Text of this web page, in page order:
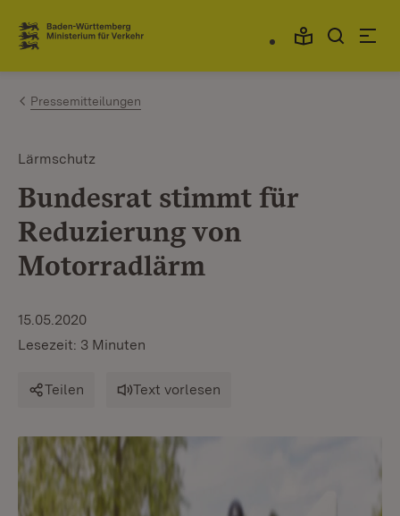
Zum Inhalt springen
Link zur Startseite
Pressemitteilungen
Lärmschutz
Bundesrat stimmt für
Reduzierung von
Motorradlärm
15.05.2020
Lesezeit: 3 Minuten
Teilen Text vorlesen